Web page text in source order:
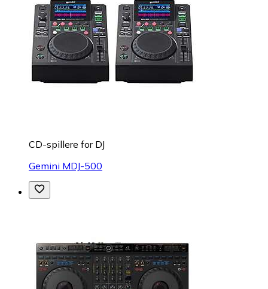
CD-spillere for DJ
Gemini MDJ-500